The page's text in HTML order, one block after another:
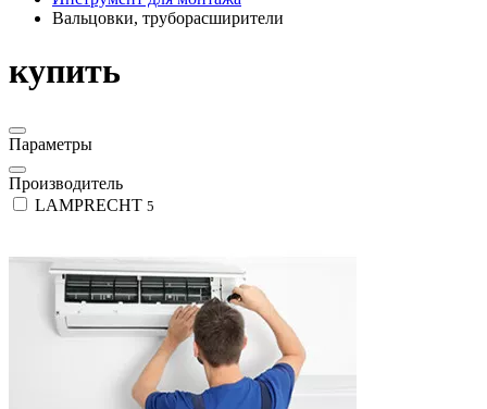
Вальцовки, труборасширители
купить
Параметры
Производитель
LAMPRECHT 5